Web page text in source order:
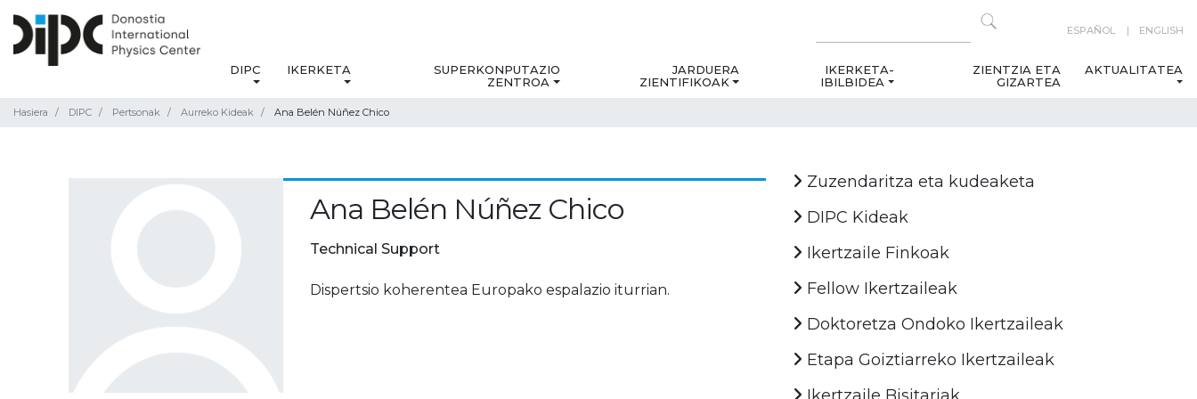
ESPAÑOL ENGLISH
DIPC IKERKETA
SUPERKONPUTAZIO
ZENTROA
JARDUERA
ZIENTIFIKOAK
IKERKETA-
IBILBIDEA
ZIENTZIA ETA
GIZARTEA
AKTUALITATEA
Hasiera DIPC Pertsonak Aurreko Kideak Ana Belén Núñez Chico
Ana Belén Núñez Chico
Technical Support
Dispertsio koherentea Europako espalazio iturrian.
Zuzendaritza eta kudeaketa
DIPC Kideak
Ikertzaile Finkoak
Fellow Ikertzaileak
Doktoretza Ondoko Ikertzaileak
Etapa Goiztiarreko Ikertzaileak